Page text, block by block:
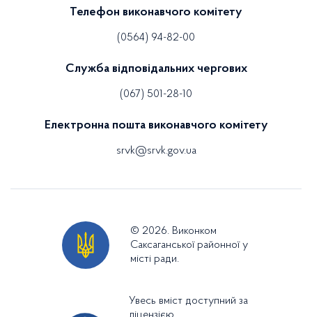
Телефон виконавчого комітету
(0564) 94-82-00
Служба відповідальних чергових
(067) 501-28-10
Електронна пошта виконавчого комітету
srvk@srvk.gov.ua
© 2026. Виконком
Саксаганської районної у
місті ради.
Увесь вміст доступний за